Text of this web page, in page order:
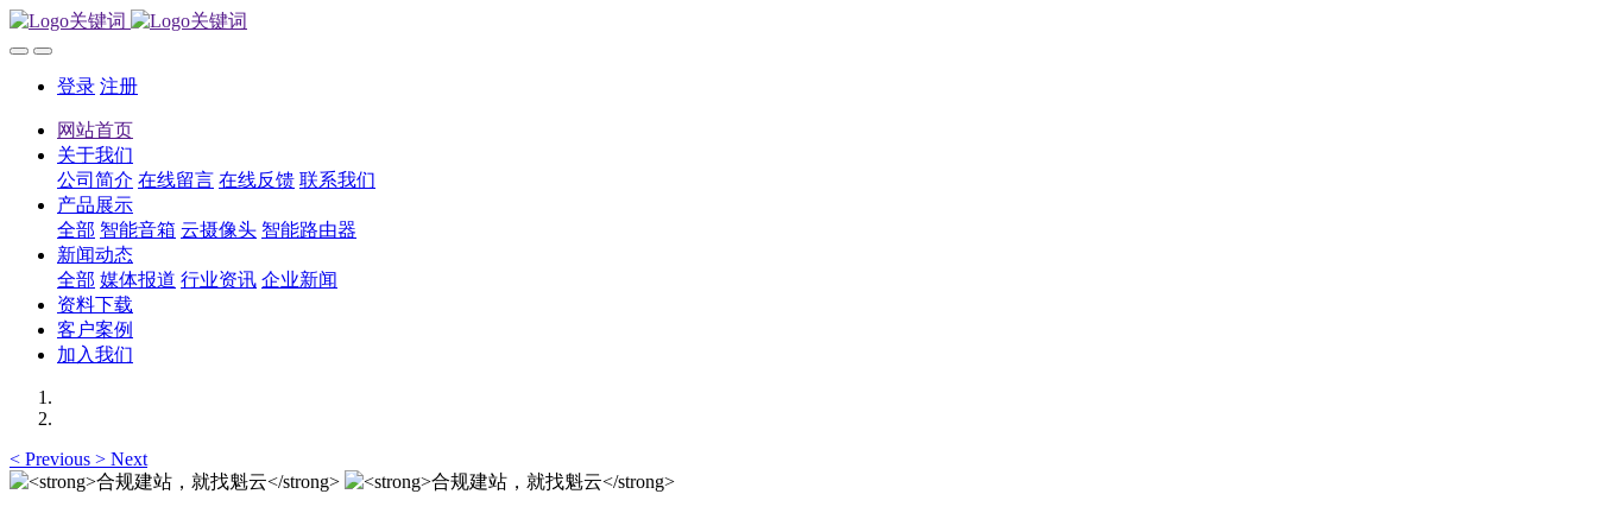
登录 注册
网站首页
关于我们
公司简介 在线留言 在线反馈 联系我们
产品展示
全部 智能音箱 云摄像头 智能路由器
新闻动态
全部 媒体报道 行业资讯 企业新闻
资料下载
客户案例
加入我们
< Previous > Next